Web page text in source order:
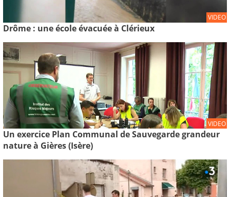
VIDEO
Drôme : une école évacuée à Clérieux
VIDEO
Un exercice Plan Communal de Sauvegarde grandeur
nature à Gières (Isère)